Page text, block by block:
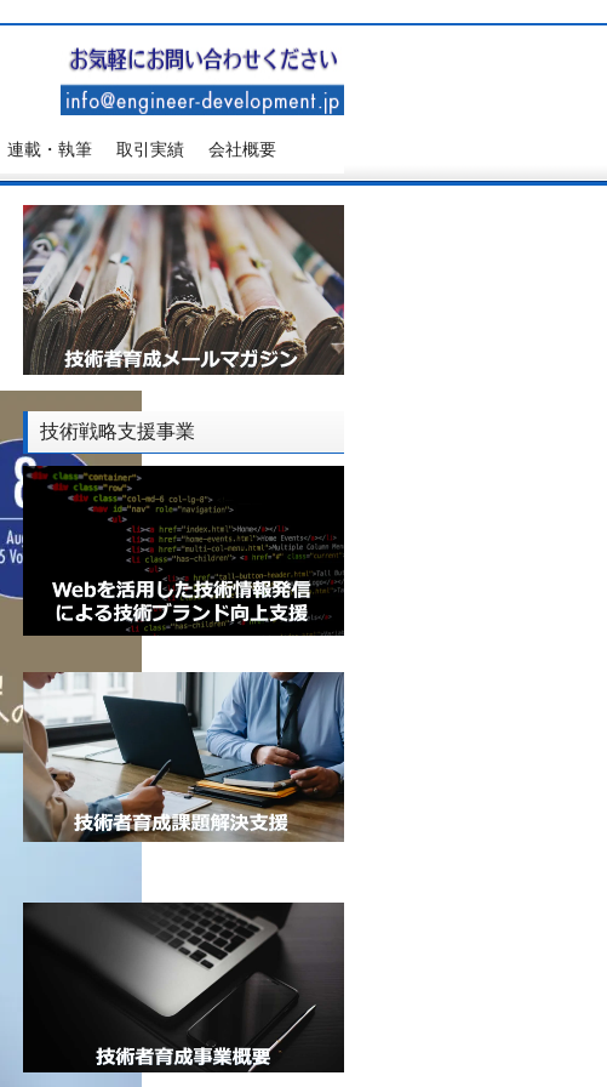
連載・執筆 取引実績 会社概要
技術戦略支援事業